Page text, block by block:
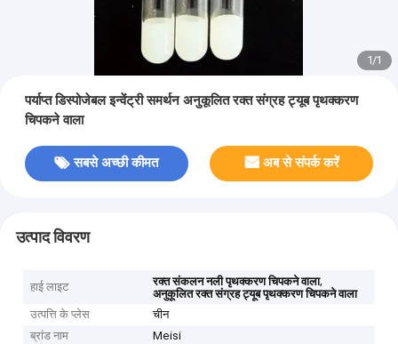
1/1
पर्याप्त डिस्पोजेबल इन्वेंट्री समर्थन अनुकूलित रक्त संग्रह ट्यूब पृथक्करण
चिपकने वाला
सबसे अच्छी कीमत अब से संपर्क करें
उत्पाद विवरण
हाई लाइट रक्त संकलन नली पृथक्करण चिपकने वाला,
अनुकूलित रक्त संग्रह ट्यूब पृथक्करण चिपकने वाला
उत्पत्ति के प्लेस
चीन
ब्रांड नाम
Meisi